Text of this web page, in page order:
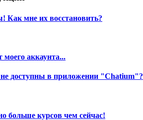
Как мне их восстановить?
аккаунта...
доступны в приложении "Chatium"?
больше курсов чем сейчас!